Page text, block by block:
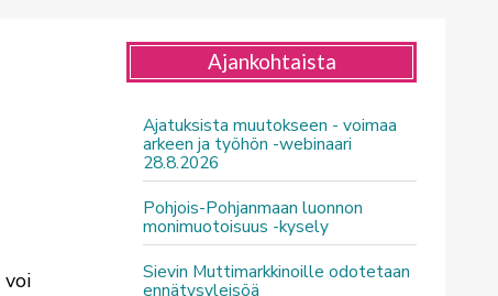
voi
Ajankohtaista
Ajatuksista muutokseen - voimaa
arkeen ja työhön -webinaari
28.8.2026
Pohjois-Pohjanmaan luonnon
monimuotoisuus -kysely
Sievin Muttimarkkinoille odotetaan
ennätysyleisöä